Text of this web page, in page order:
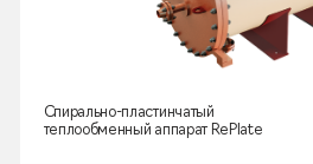
Спирально-пластинчатый
теплообменный аппарат RePlate